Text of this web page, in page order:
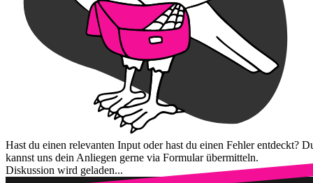
Hast du einen relevanten Input oder hast du einen Fehler entdeckt?
kannst uns dein Anliegen gerne via Formular übermitteln.
Diskussion wird geladen...